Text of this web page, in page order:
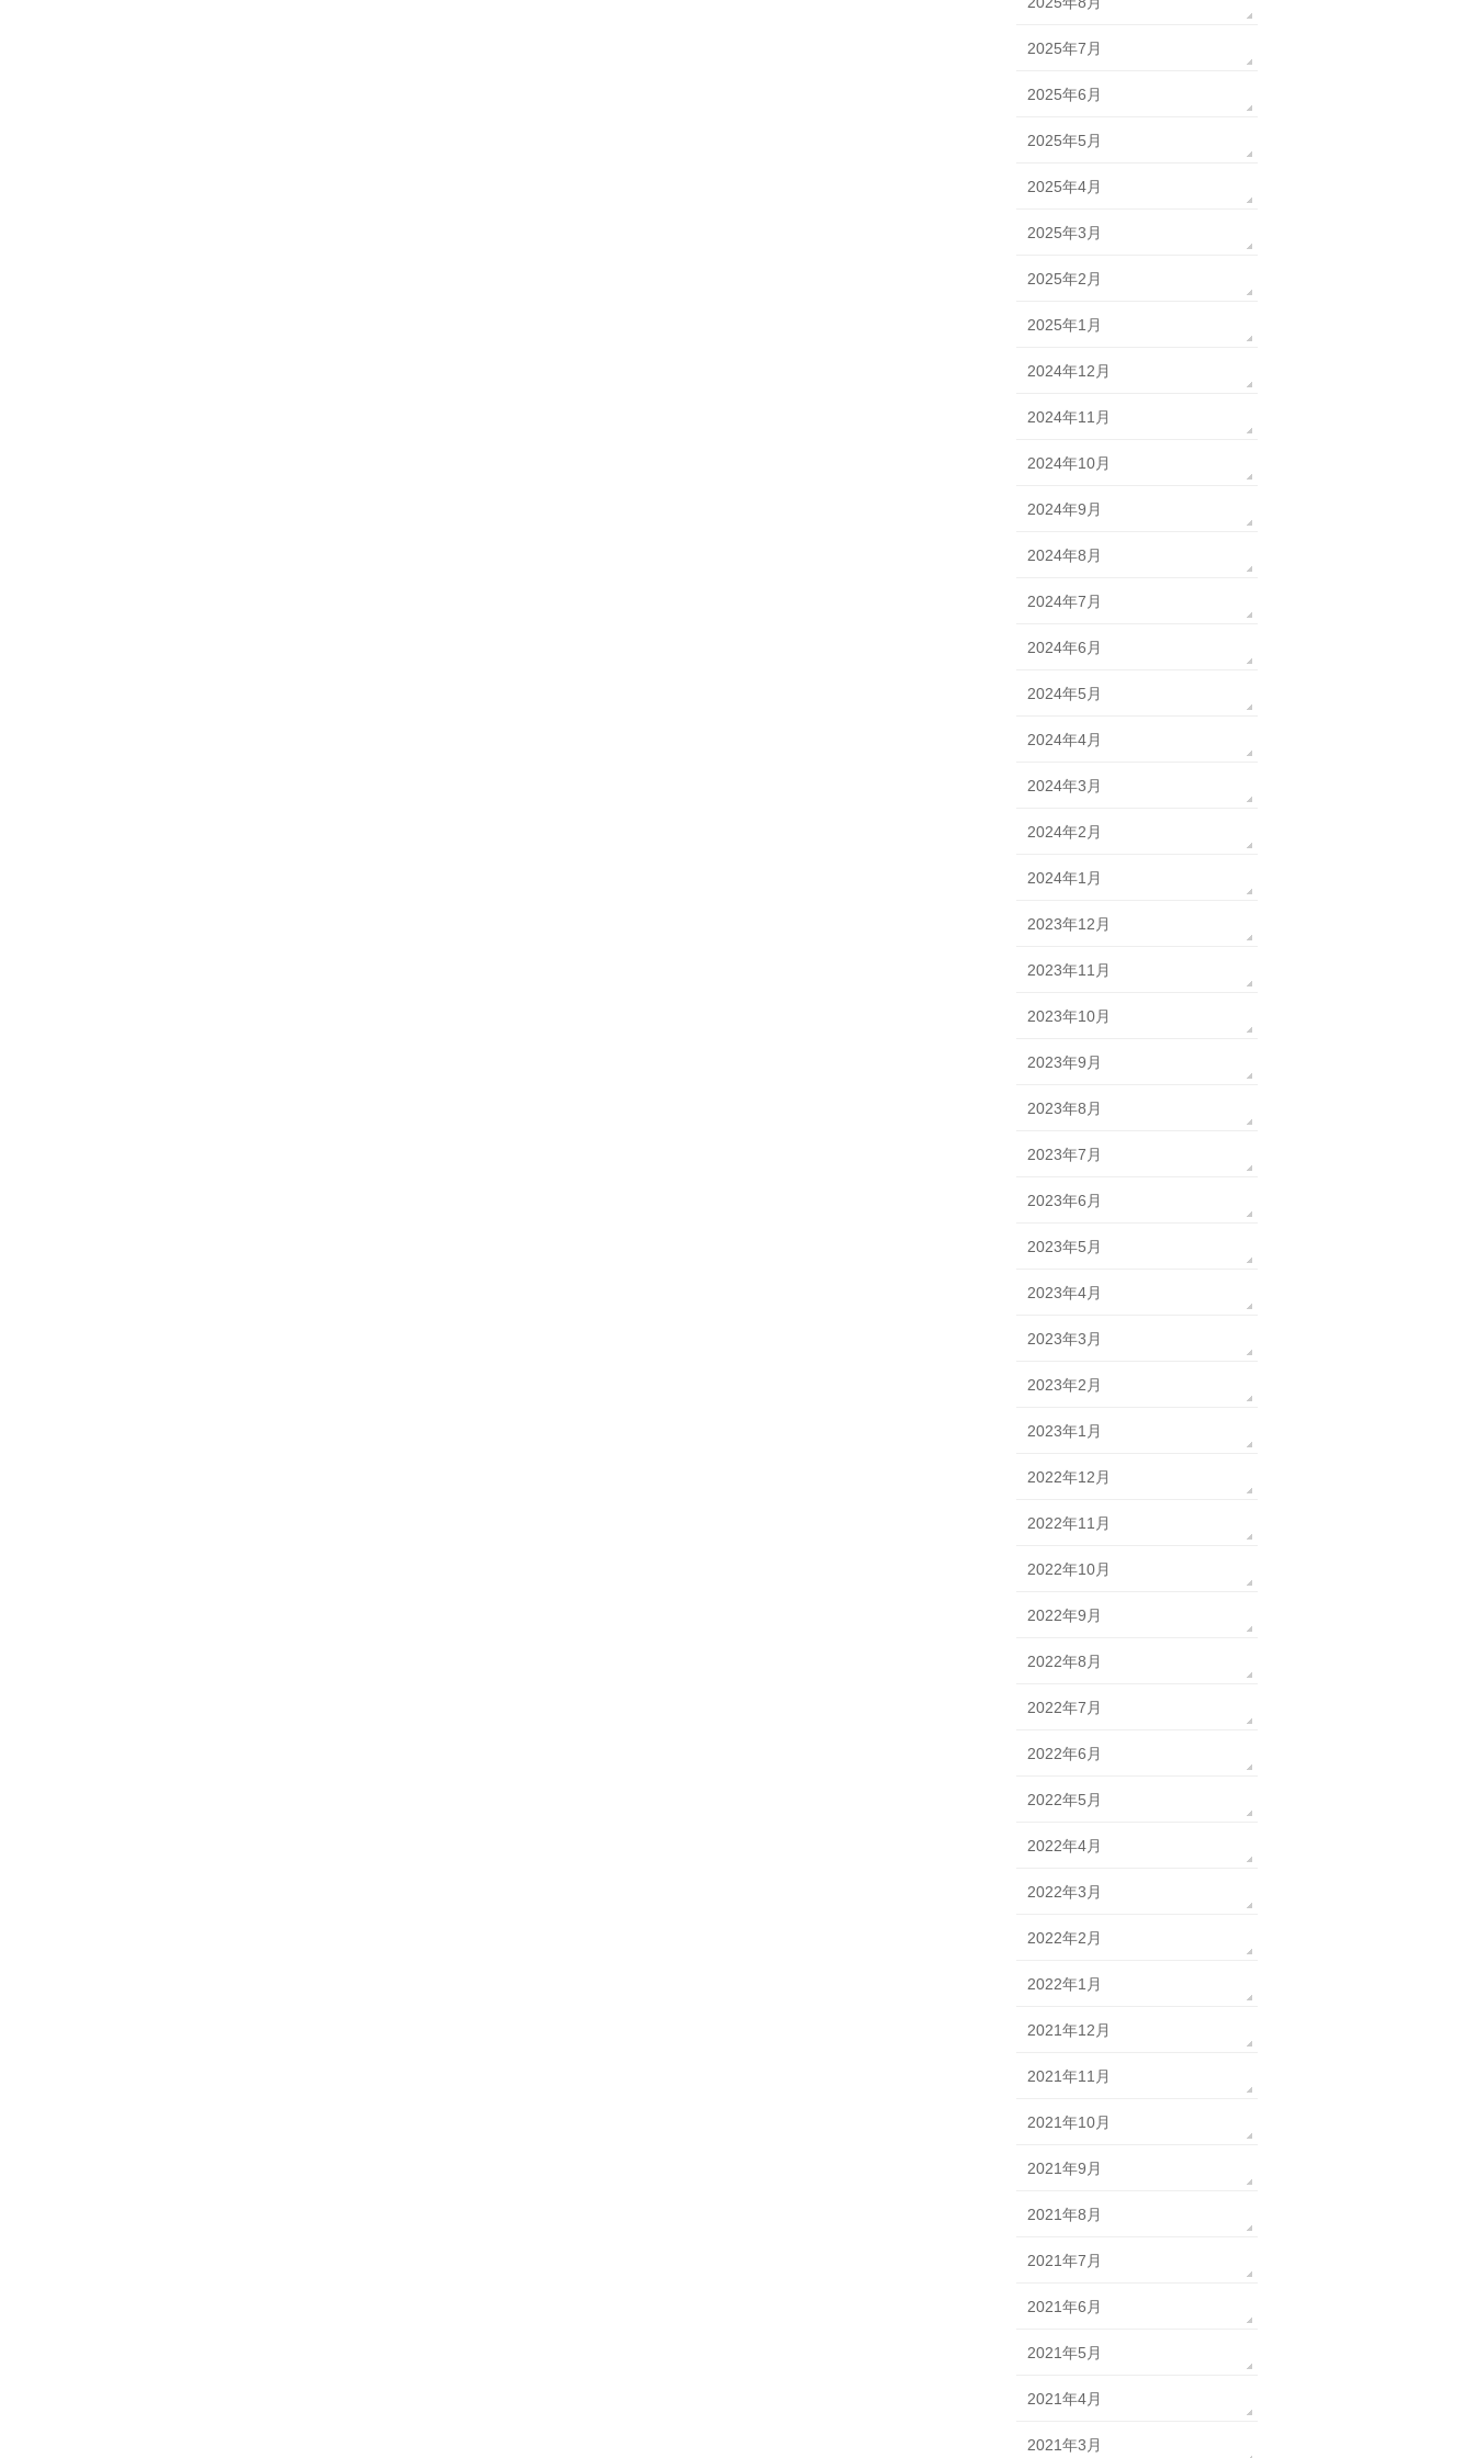
2025年7月
2025年6月
2025年5月
2025年4月
2025年3月
2025年2月
2025年1月
2024年12月
2024年11月
2024年10月
2024年9月
2024年8月
2024年7月
2024年6月
2024年5月
2024年4月
2024年3月
2024年2月
2024年1月
2023年12月
2023年11月
2023年10月
2023年9月
2023年8月
2023年7月
2023年6月
2023年5月
2023年4月
2023年3月
2023年2月
2023年1月
2022年12月
2022年11月
2022年10月
2022年9月
2022年8月
2022年7月
2022年6月
2022年5月
2022年4月
2022年3月
2022年2月
2022年1月
2021年12月
2021年11月
2021年10月
2021年9月
2021年8月
2021年7月
2021年6月
2021年5月
2021年4月
2021年3月